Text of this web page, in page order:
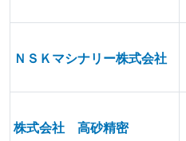
ＮＳＫマシナリー株式会社
株式会社 高砂精密